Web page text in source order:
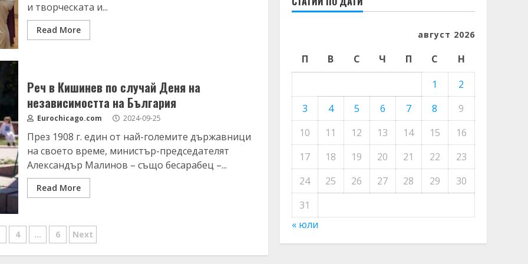
и творческата и...
Read More
Реч в Кишинев по случай Деня на
независимостта на България
Eurochicago.com 2024-09-25
През 1908 г. един от най-големите държавници
на своето време, министър-председателят
Александър Малинов – също бесарабец –...
Read More
4 … 6 Next
август 2026
П В С Ч П С
Н
1
2
3
4 5 6 7 8
9
10
11 12 13 14 15
16
17
18 19 20 21 22
23
24
25 26 27 28 29
30
31
« юли